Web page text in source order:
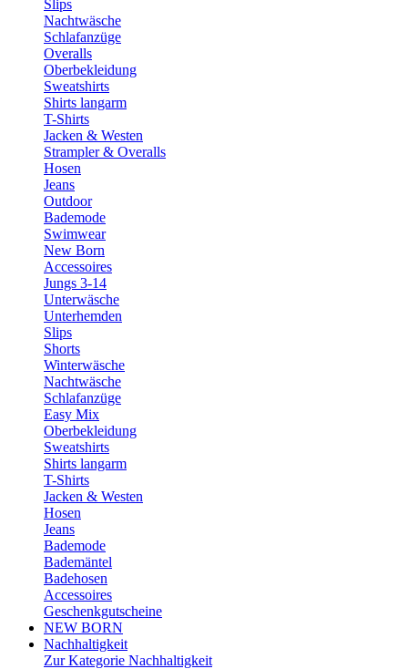
Slips
Nachtwäsche
Schlafanzüge
Overalls
Oberbekleidung
Sweatshirts
Shirts langarm
T-Shirts
Jacken & Westen
Strampler & Overalls
Hosen
Jeans
Outdoor
Bademode
Swimwear
New Born
Accessoires
Jungs 3-14
Unterwäsche
Unterhemden
Slips
Shorts
Winterwäsche
Nachtwäsche
Schlafanzüge
Easy Mix
Oberbekleidung
Sweatshirts
Shirts langarm
T-Shirts
Jacken & Westen
Hosen
Jeans
Bademode
Bademäntel
Badehosen
Accessoires
Geschenkgutscheine
NEW BORN
Nachhaltigkeit
Zur Kategorie Nachhaltigkeit